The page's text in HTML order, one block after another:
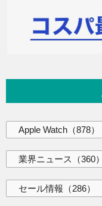
Apple Watch （878）
業界ニュース （360）
セール情報 （286）